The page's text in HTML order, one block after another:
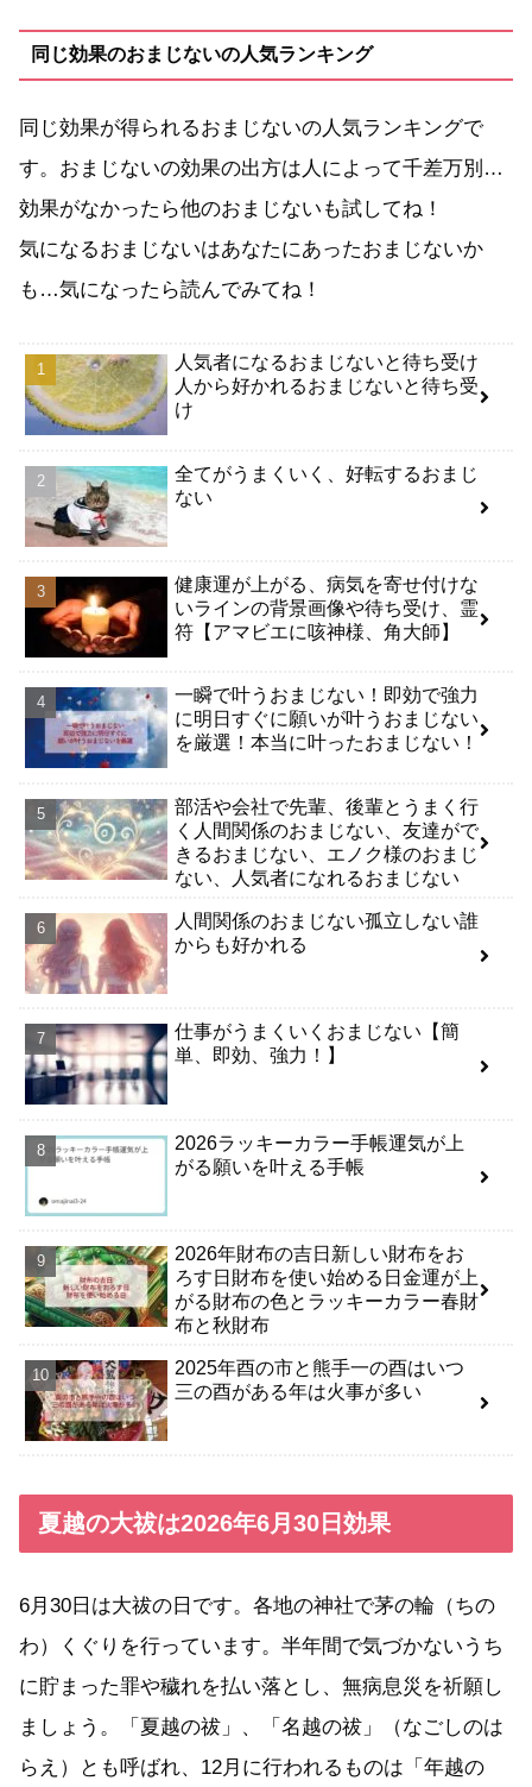
同じ効果のおまじないの人気ランキング
同じ効果が得られるおまじないの人気ランキングで
す。おまじないの効果の出方は人によって千差万別…
効果がなかったら他のおまじないも試してね！
気になるおまじないはあなたにあったおまじないか
も…気になったら読んでみてね！
人気者になるおまじないと待ち受け
人から好かれるおまじないと待ち受
け
全てがうまくいく、好転するおまじ
ない
健康運が上がる、病気を寄せ付けな
いラインの背景画像や待ち受け、霊
符【アマビエに咳神様、角大師】
一瞬で叶うおまじない！即効で強力
に明日すぐに願いが叶うおまじない
を厳選！本当に叶ったおまじない！
部活や会社で先輩、後輩とうまく行
く人間関係のおまじない、友達がで
きるおまじない、エノク様のおまじ
ない、人気者になれるおまじない
人間関係のおまじない孤立しない誰
からも好かれる
仕事がうまくいくおまじない【簡
単、即効、強力！】
2026ラッキーカラー手帳運気が上
がる願いを叶える手帳
2026年財布の吉日新しい財布をお
ろす日財布を使い始める日金運が上
がる財布の色とラッキーカラー春財
布と秋財布
2025年酉の市と熊手一の酉はいつ
三の酉がある年は火事が多い
夏越の大祓は2026年6月30日効果
6月30日は大祓の日です。各地の神社で茅の輪（ちの
わ）くぐりを行っています。半年間で気づかないうち
に貯まった罪や穢れを払い落とし、無病息災を祈願し
ましょう。「夏越の祓」、「名越の祓」（なごしのは
らえ）とも呼ばれ、12月に行われるものは「年越の